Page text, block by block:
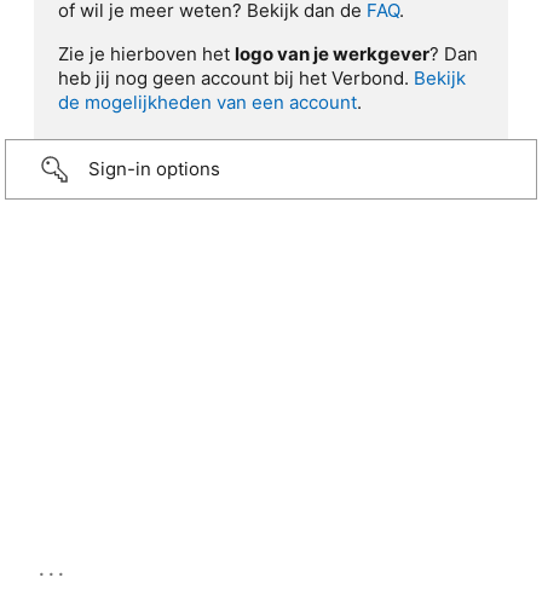
of wil je meer weten? Bekijk dan de FAQ.
Zie je hierboven het logo van je werkgever? Dan
heb jij nog geen account bij het Verbond. Bekijk
de mogelijkheden van een account.
Sign-in options
...